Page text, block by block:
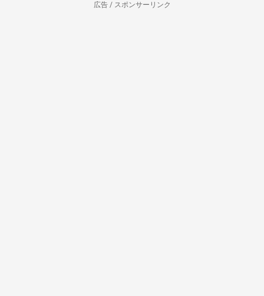
広告 / スポンサーリンク